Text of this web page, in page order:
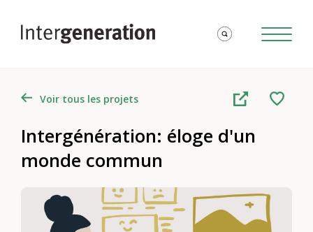
Voir tous les projets
Intergénération: éloge d'un
monde commun